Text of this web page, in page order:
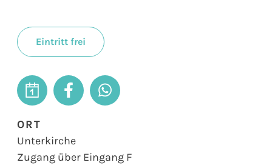
Eintritt frei
ORT
Unterkirche
Zugang über Eingang F